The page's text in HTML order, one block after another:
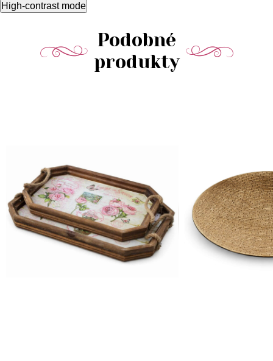
High-contrast mode
Podobné
produkty